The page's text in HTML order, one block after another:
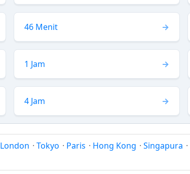
46 Menit
1 Jam
4 Jam
London · Tokyo · Paris · Hong Kong · Singapura ·